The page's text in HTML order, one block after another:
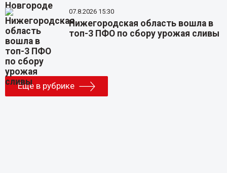
07.8.2026 15:30
Нижегородская область вошла в
топ-3 ПФО по сбору урожая сливы
Еще в рубрике